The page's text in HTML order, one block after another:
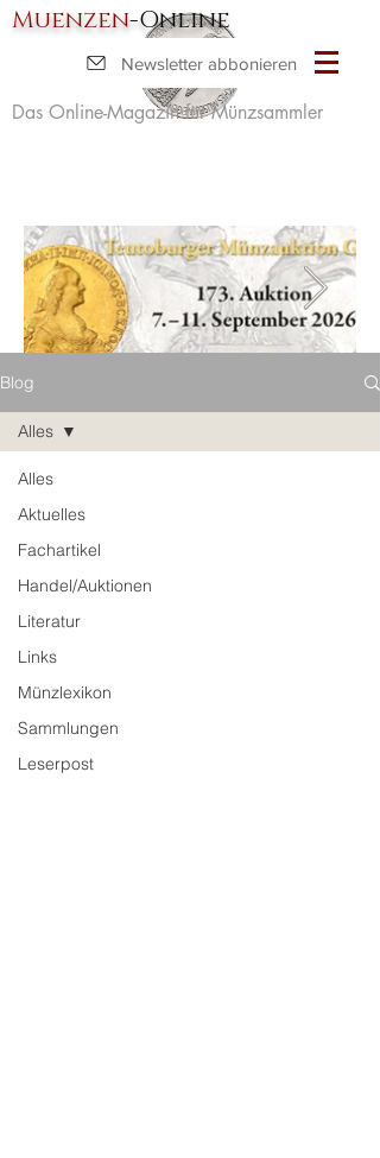
Muenzen-Online
Das Online-Magazin für Münzsammler
Newsletter abbonieren
Blog
Alles
Aktuelles
Fachartikel
Handel/Auktionen
Literatur
Links
Münzlexikon
Sammlungen
Leserpost
Alles